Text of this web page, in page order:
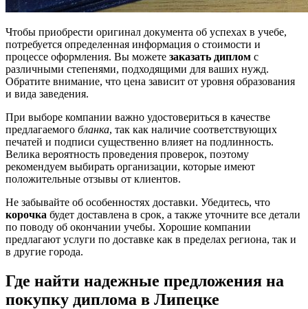
Чтобы приобрести оригинал документа об успехах в учебе,
потребуется определенная информация о стоимости и
процессе оформления. Вы можете заказать диплом с
различными степенями, подходящими для ваших нужд.
Обратите внимание, что цена зависит от уровня образования
и вида заведения.
При выборе компании важно удостовериться в качестве
предлагаемого бланка, так как наличие соответствующих
печатей и подписи существенно влияет на подлинность.
Велика вероятность проведения проверок, поэтому
рекомендуем выбирать организации, которые имеют
положительные отзывы от клиентов.
Не забывайте об особенностях доставки. Убедитесь, что
корочка будет доставлена в срок, а также уточните все детали
по поводу об окончании учебы. Хорошие компании
предлагают услуги по доставке как в пределах региона, так и
в другие города.
Где найти надежные предложения на
покупку диплома в Липецке